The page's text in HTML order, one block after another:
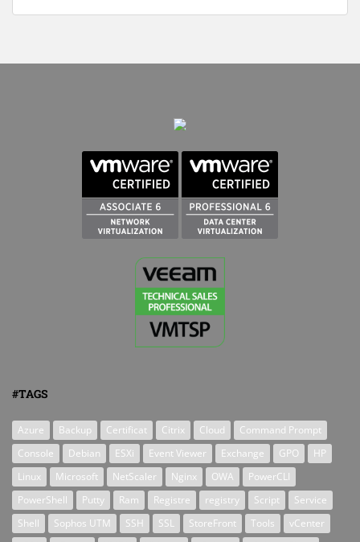
#TAGS
Azure Backup Certificat Citrix Cloud
Command Prompt
Console
Debian ESXi Event Viewer Exchange GPO
HP
Linux
Microsoft NetScaler Nginx OWA
PowerCLI
PowerShell
Putty Ram Registre registry Script
Service
Shell
Sophos UTM SSH SSL StoreFront Tools
vCenter